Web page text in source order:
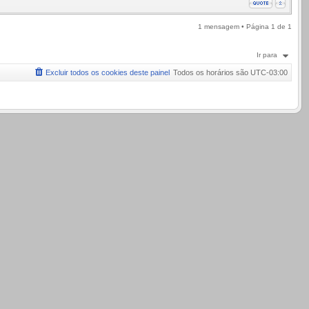
1 mensagem • Página 1 de 1
Ir para
Todos os horários são UTC-03:00
Excluir todos os cookies deste painel